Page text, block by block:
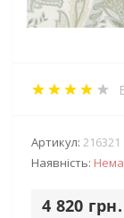
Артикул: 216321
Наявність:
4 820 грн.